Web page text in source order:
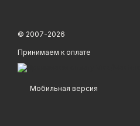
© 2007-2026
Принимаем к оплате
Мобильная версия